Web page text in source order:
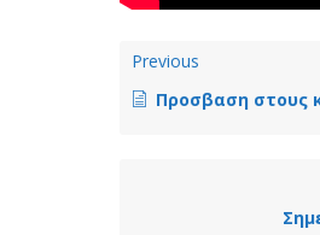
Previous
Προσβαση στους κηδεμονες –